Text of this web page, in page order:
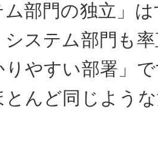
部門の独立」
ステム部門も
りやすい部署」
とんど同じよう